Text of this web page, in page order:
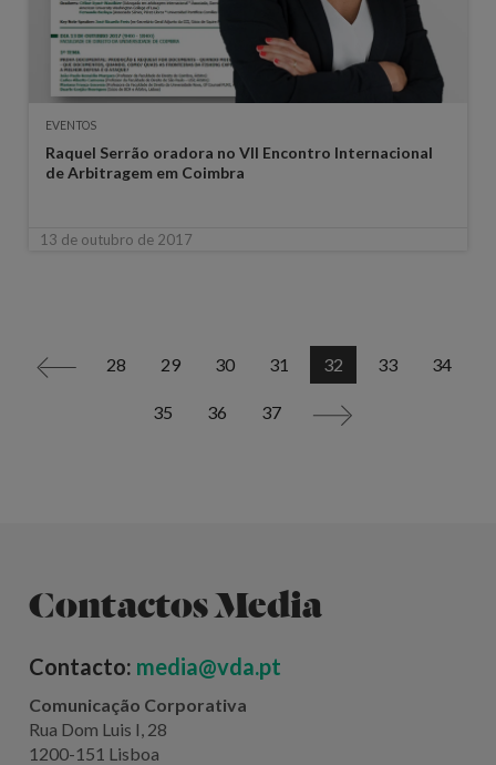
EVENTOS
Raquel Serrão oradora no VII Encontro Internacional
de Arbitragem em Coimbra
13 de outubro de 2017
< 28 29 30 31 32 33 34
35 36 37 >
Contactos Media
Contacto: media@vda.pt
Comunicação Corporativa
Rua Dom Luis I, 28
1200-151 Lisboa